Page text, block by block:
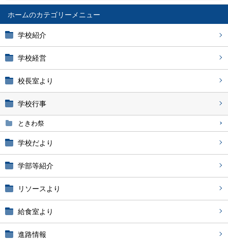
ホーム
学校紹介
学校経営
校長室より
学校行事
ときわ祭
学校だより
学部等紹介
リソースより
給食室より
進路情報